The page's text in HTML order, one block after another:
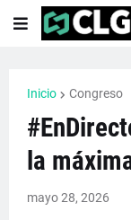
Inicio Congreso
la
mayo 28, 2026